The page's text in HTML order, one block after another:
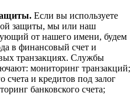
Если вы используете
защиты, мы или наш
от нашего имени, будем
в финансовый счет и
транзакциях. Службы
мониторинг транзакций;
и кредитов под залог
банковского счета;